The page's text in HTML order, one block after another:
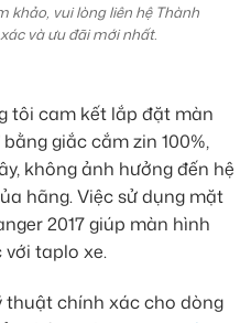
khảo, vui lòng liên hệ Thành
và ưu đãi mới nhất.
tôi cam kết lắp đặt màn
bằng giắc cắm zin 100%,
không ảnh hưởng đến hệ
hãng. Việc sử dụng mặt
2017 giúp màn hình
taplo xe.
chính xác cho dòng